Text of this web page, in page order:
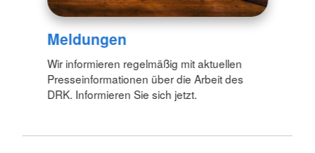
Meldungen
Wir informieren regelmäßig mit aktuellen
Presseinformationen über die Arbeit des
DRK. Informieren Sie sich jetzt.